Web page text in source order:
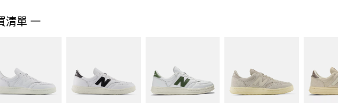
形，恩沛科技股份有限公司將有
動。
清單 一